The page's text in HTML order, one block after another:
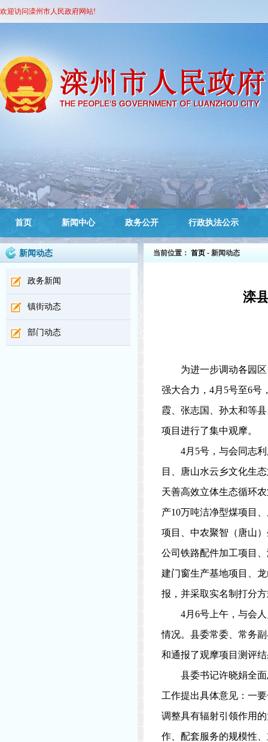
欢迎访问滦州市人民政府网站!
首页 新闻中心 政务公开 行政执法公示
新闻动态
政务新闻
镇街动态
部门动态
当前位置： 首页 - 新闻动态
滦
为进一步调动各园
强大合力， 4月 5号至6号
霞、张志国、孙太和等
项目进行了集中观摩。
4月 5号，与会同志
目、唐山水云乡文化生
天善高效立体生态循环
产10万吨洁净型煤项目
项目、中农聚智（唐山
公司铁路配件加工项目
建门窗生产基地项目、
报，并采取实名制打分
4月 6号上午，与会
情况。县委常委、常务
和通报了观摩项目测评
县委书记许晓娟全
工作提出具体意见：一
调整具有辐射引领作用
作、配套服务的规模性